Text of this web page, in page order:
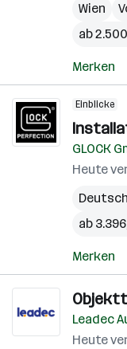
Wien
ab
Merken
Einblicke
GLOCK
Heute
ab
Merken
Leadec
Heute